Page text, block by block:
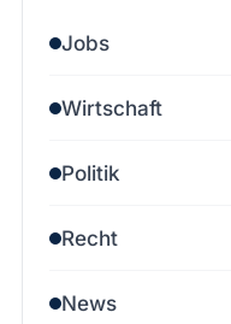
Jobs
Wirtschaft
Politik
Recht
News